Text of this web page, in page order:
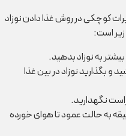
کوچکی در روش غذا دادن نوزاد
است:
به نوزاد بدهید.
و بگذارید نوزاد در بین غذا
راست نگهدارید.
نوزاد برای مدت 30 دقیقه به حالت عمود تا هوای خورده